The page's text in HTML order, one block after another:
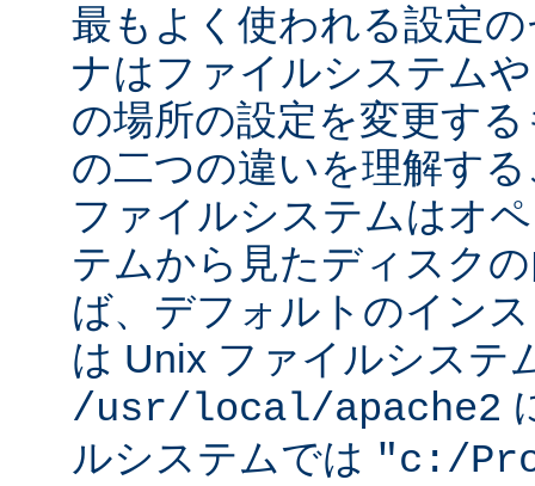
最もよく使われる設定
ナはファイルシステム
の場所の設定を変更す
の二つの違いを理解す
ファイルシステムはオ
テムから見たディスク
ば、デフォルトのイン
は Unix ファイルシステ
/usr/local/apache2
ルシステムでは "c:/